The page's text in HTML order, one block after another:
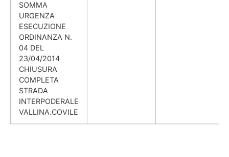
SOMMA
URGENZA
ESECUZIONE
ORDINANZA N.
04 DEL
23/04/2014
CHIUSURA
COMPLETA
STRADA
INTERPODERALE
VALLINA.COVILE